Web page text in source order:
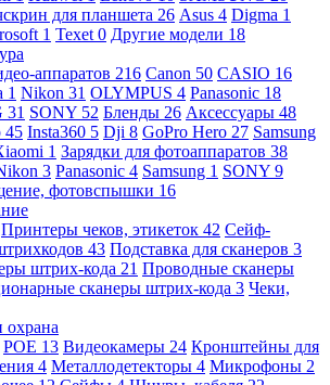
для планшета 26 Asus 4 Digma 1
1 Texet 0 Другие модели 18
аппаратов 216 Canon 50 CASIO 16
1 Nikon 31 OLYMPUS 4 Panasonic 18
31 SONY 52 Бленды 26 Аксессуары 48
45 Insta360 5 Dji 8 GoPro Hero 27 Samsung
1 Зарядки для фотоаппаратов 38
3 Panasonic 4 Samsung 1 SONY 9
фотовспышки 16
Принтеры чеков, этикеток 42 Сейф-
43 Подставка для сканеров 3
штрих-кода 21 Проводные сканеры
сканеры штрих-кода 3 Чеки,
охрана
POE 13 Видеокамеры 24 Кронштейны для
4 Металлодетекторы 4 Микрофоны 2